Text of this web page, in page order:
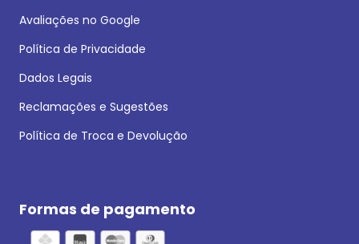
Avaliações no Google
Política de Privacidade
Dados Legais
Reclamações e Sugestões
Política de Troca e Devolução
Formas de pagamento